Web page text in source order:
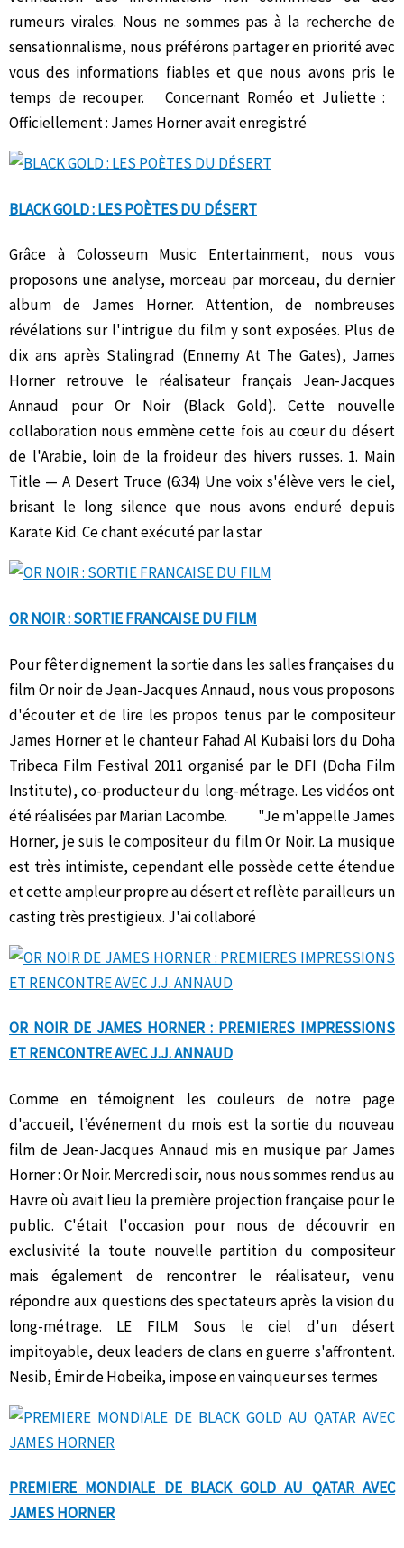
rumeurs virales. Nous ne sommes pas à la recherche de
sensationnalisme, nous préférons partager en priorité avec
vous des informations fiables et que nous avons pris le
temps de recouper. Concernant Roméo et Juliette :
Officiellement : James Horner avait enregistré
BLACK GOLD : LES POÈTES DU DÉSERT
Grâce à Colosseum Music Entertainment, nous vous
proposons une analyse, morceau par morceau, du dernier
album de James Horner. Attention, de nombreuses
révélations sur l'intrigue du film y sont exposées. Plus de
dix ans après Stalingrad (Ennemy At The Gates), James
Horner retrouve le réalisateur français Jean-Jacques
Annaud pour Or Noir (Black Gold). Cette nouvelle
collaboration nous emmène cette fois au cœur du désert
de l'Arabie, loin de la froideur des hivers russes. 1. Main
Title — A Desert Truce (6:34) Une voix s'élève vers le ciel,
brisant le long silence que nous avons enduré depuis
Karate Kid. Ce chant exécuté par la star
OR NOIR : SORTIE FRANCAISE DU FILM
Pour fêter dignement la sortie dans les salles françaises du
film Or noir de Jean-Jacques Annaud, nous vous proposons
d'écouter et de lire les propos tenus par le compositeur
James Horner et le chanteur Fahad Al Kubaisi lors du Doha
Tribeca Film Festival 2011 organisé par le DFI (Doha Film
Institute), co-producteur du long-métrage. Les vidéos ont
été réalisées par Marian Lacombe. "Je m'appelle James
Horner, je suis le compositeur du film Or Noir. La musique
est très intimiste, cependant elle possède cette étendue
et cette ampleur propre au désert et reflète par ailleurs un
casting très prestigieux. J'ai collaboré
OR NOIR DE JAMES HORNER : PREMIERES IMPRESSIONS
ET RENCONTRE AVEC J.J. ANNAUD
Comme en témoignent les couleurs de notre page
d'accueil, l’événement du mois est la sortie du nouveau
film de Jean-Jacques Annaud mis en musique par James
Horner : Or Noir. Mercredi soir, nous nous sommes rendus au
Havre où avait lieu la première projection française pour le
public. C'était l'occasion pour nous de découvrir en
exclusivité la toute nouvelle partition du compositeur
mais également de rencontrer le réalisateur, venu
répondre aux questions des spectateurs après la vision du
long-métrage. LE FILM Sous le ciel d'un désert
impitoyable, deux leaders de clans en guerre s'affrontent.
Nesib, Émir de Hobeika, impose en vainqueur ses termes
PREMIERE MONDIALE DE BLACK GOLD AU QATAR AVEC
JAMES HORNER